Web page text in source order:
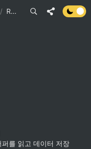
/ RXB (read)
퍼를 읽고 데이터 저장